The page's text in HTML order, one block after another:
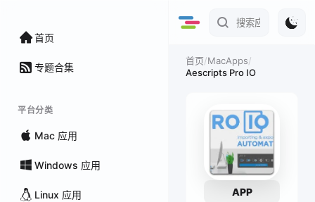
首页
专题合集
平台分类
Mac 应用
Windows 应用
Linux 应用
首页/MacApps/
Aescripts Pro IO
APP